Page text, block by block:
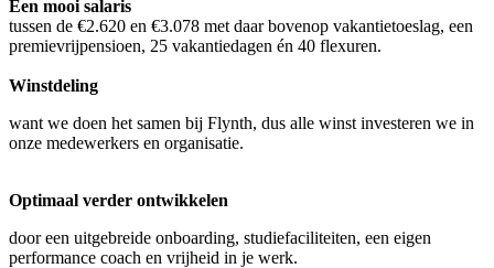
Een mooi salaris
tussen de €2.620 en €3.078 met daar bovenop vakantietoeslag, een
premievrijpensioen, 25 vakantiedagen én 40 flexuren.
Winstdeling
want we doen het samen bij Flynth, dus alle winst investeren we in
onze medewerkers en organisatie.
Optimaal verder ontwikkelen
door een uitgebreide onboarding, studiefaciliteiten, een eigen
performance coach en vrijheid in je werk.